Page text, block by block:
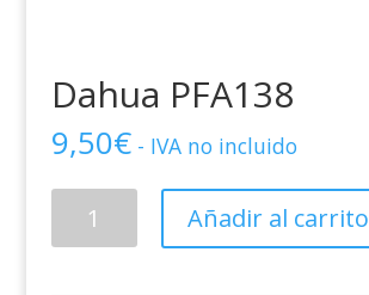
Dahua PFA138
9,50€ - IVA no incluido
PFA138
Añadir al carrito